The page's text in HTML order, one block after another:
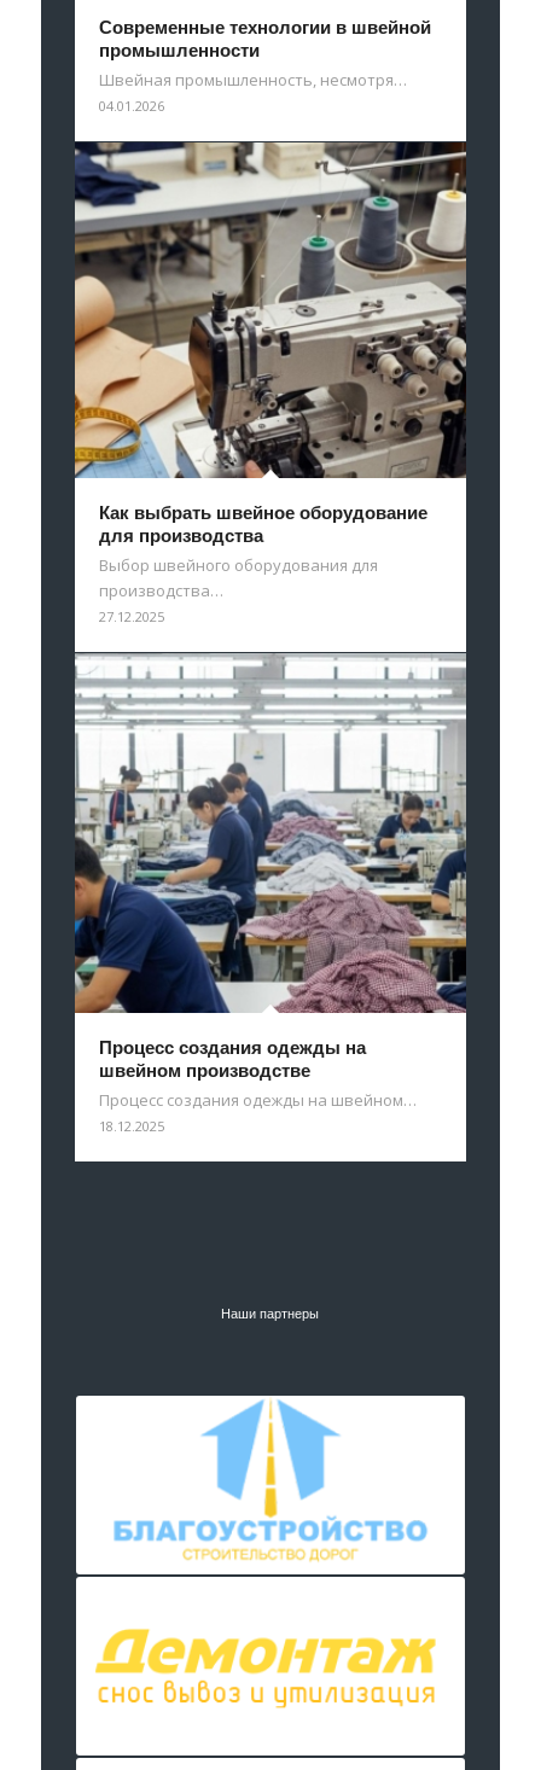
Современные технологии в швейной
промышленности
Швейная промышленность, несмотря…
04.01.2026
Как выбрать швейное оборудование
для производства
Выбор швейного оборудования для
производства…
27.12.2025
Процесс создания одежды на
швейном производстве
Процесс создания одежды на швейном…
18.12.2025
Наши партнеры